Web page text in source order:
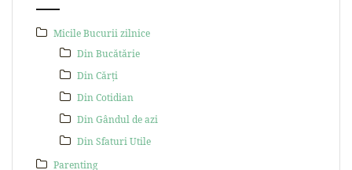
Micile Bucurii zilnice
Din Bucătărie
Din Cărți
Din Cotidian
Din Gândul de azi
Din Sfaturi Utile
Parenting